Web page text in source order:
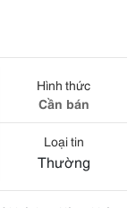
Hình thức
Cần bán
Loại tin
Thường